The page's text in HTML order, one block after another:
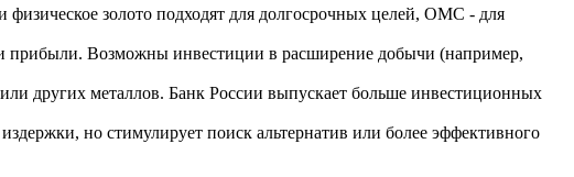
физическое золото подходят для долгосрочных целей, ОМС - для
прибыли. Возможны инвестиции в расширение добычи (например,
других металлов. Банк России выпускает больше инвестиционных
но стимулирует поиск альтернатив или более эффективного